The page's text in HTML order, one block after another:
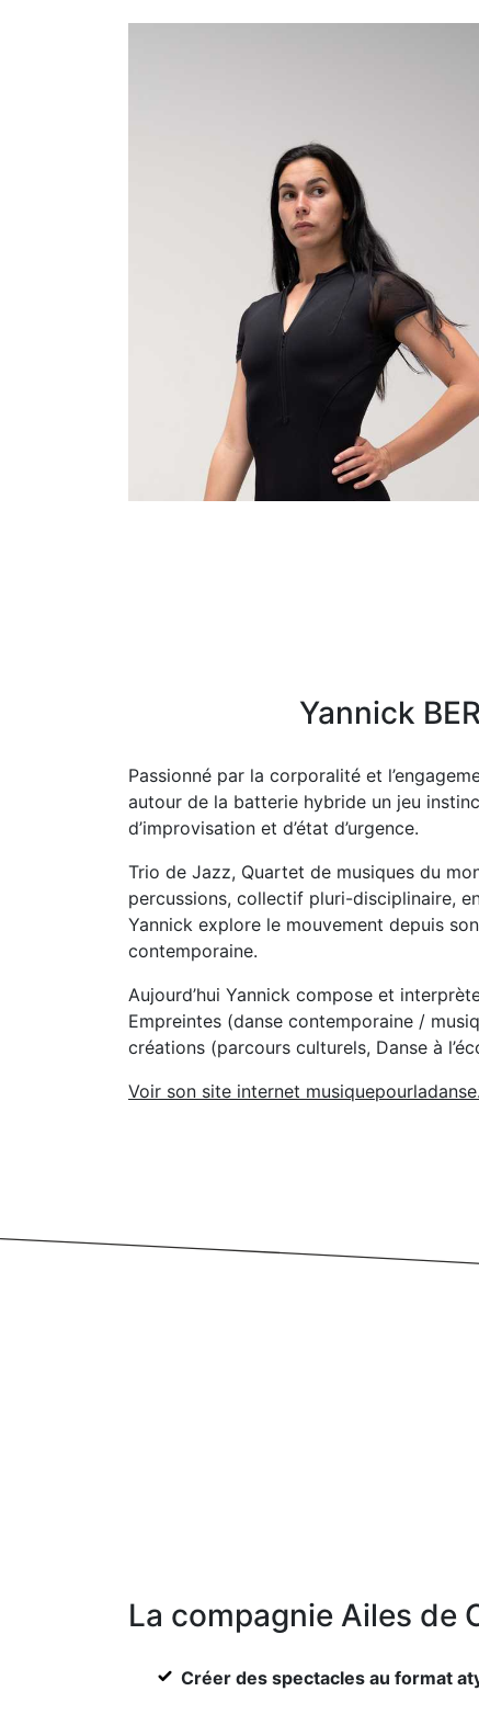
Yannick
Passionné par la corporalité et
autour de la batterie hybride un jeu
d’improvisation et d’état d’urgence.
Trio de Jazz, Quartet de musiques du
percussions, collectif pluri-disciplinaire,
Yannick explore le mouvement depuis
contemporaine.
Aujourd’hui Yannick compose et
Empreintes (danse contemporaine /
créations (parcours culturels, Danse à
Voir son site internet
La compagnie Ailes de
Créer des spectacles au format